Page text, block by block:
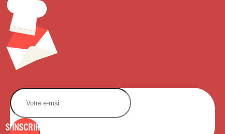
S'INSCRIRE